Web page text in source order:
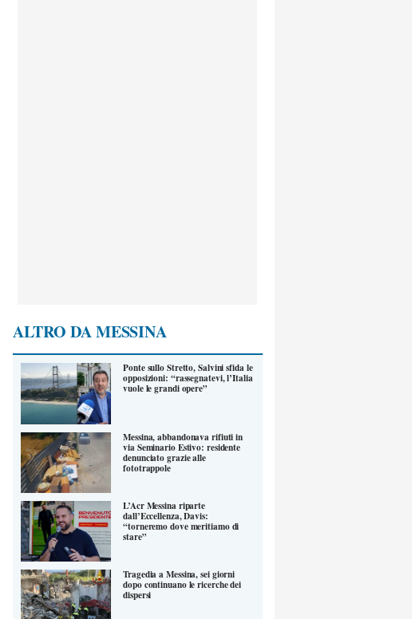
ALTRO DA MESSINA
Ponte sullo Stretto, Salvini sfida le
opposizioni: “rassegnatevi, l’Italia
vuole le grandi opere”
Messina, abbandonava rifiuti in
via Seminario Estivo: residente
denunciato grazie alle
fototrappole
L’Acr Messina riparte
dall’Eccellenza, Davis:
“torneremo dove meritiamo di
stare”
Tragedia a Messina, sei giorni
dopo continuano le ricerche dei
dispersi